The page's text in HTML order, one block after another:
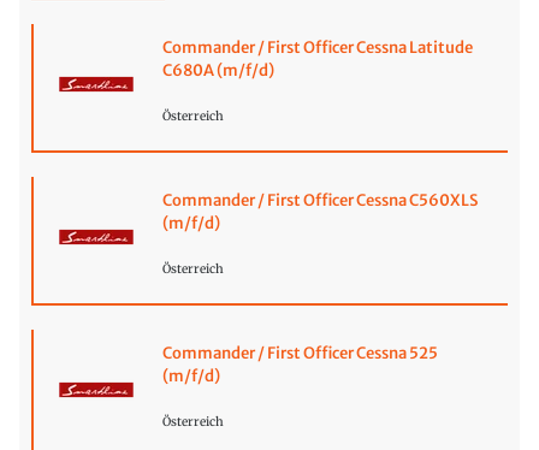
Commander / First Officer Cessna Latitude
C680A (m/f/d)
Österreich
Commander / First Officer Cessna C560XLS
(m/f/d)
Österreich
Commander / First Officer Cessna 525
(m/f/d)
Österreich